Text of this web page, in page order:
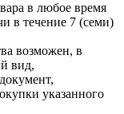
в любое время
в течение 7 (семи)
возможен, в
вид,
указанного